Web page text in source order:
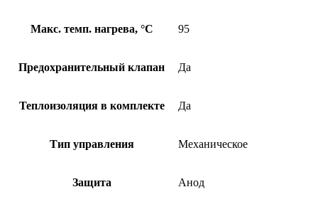
Макс. темп. нагрева, °С 95
Предохранительный клапан Да
Теплоизоляция в комплекте Да
Тип управления Механическое
Защита Анод